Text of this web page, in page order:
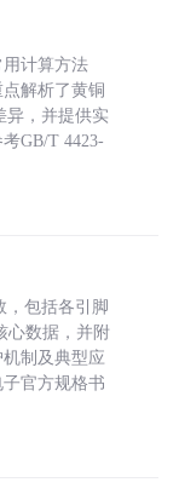
计算方法
解析了黄铜
异，并提供实
GB/T 4423-
，包括各引脚
心数据，并附
制及典型应
官方规格书